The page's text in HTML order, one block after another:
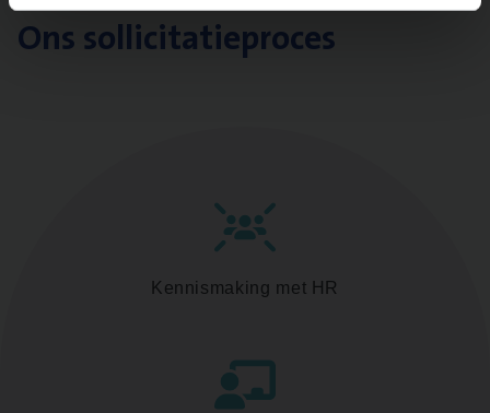
Ons sollicitatieproces
Kennismaking met HR